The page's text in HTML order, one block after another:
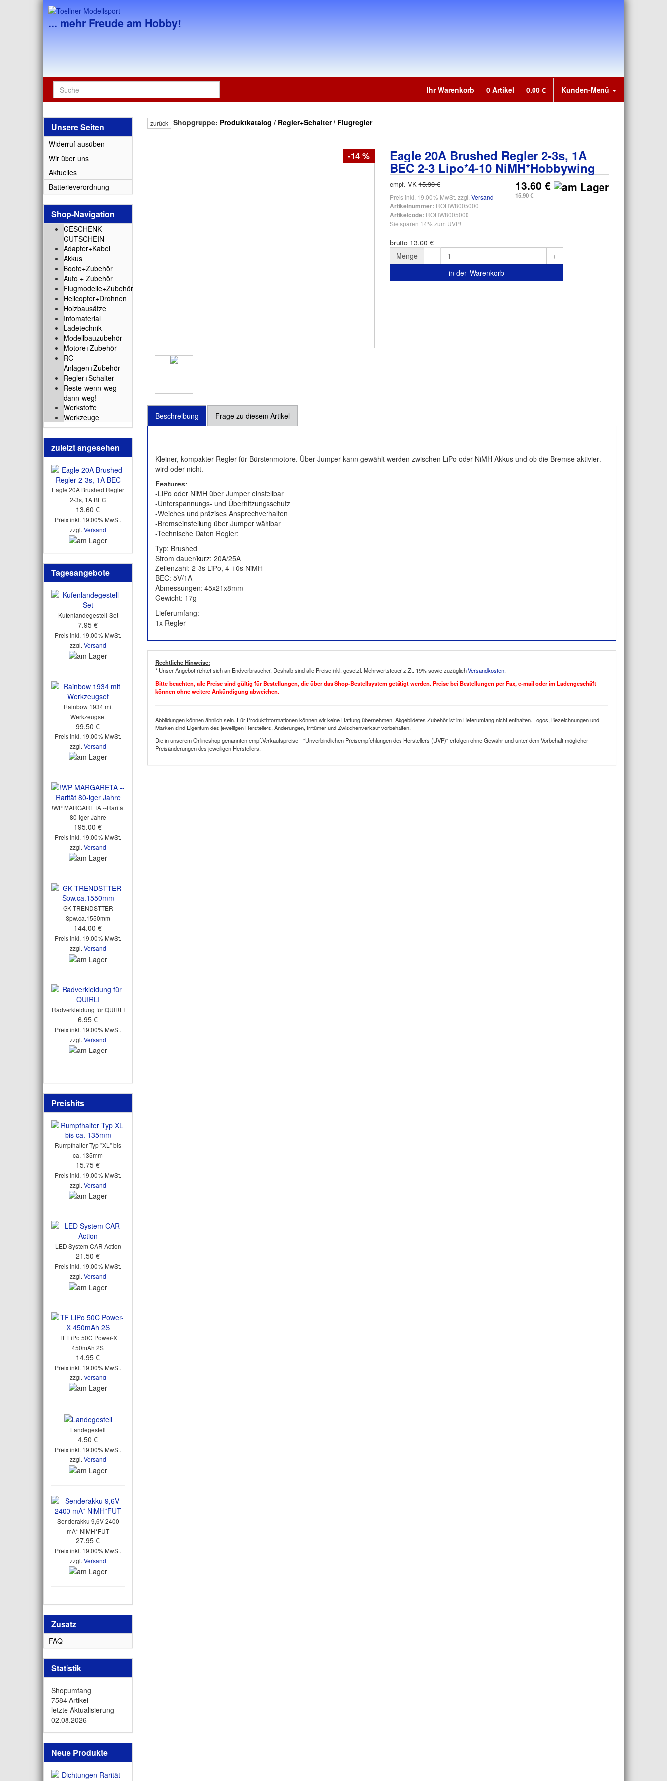
... mehr Freude am Hobby!
Ihr Warenkorb 0 Artikel 0.00 € Kunden-Menü
zurück Shopgruppe: Produktkatalog / Regler+Schalter/ Flugregler
-14 % Eagle 20A Brushed Regler 2-3s, 1A
BEC 2-3 Lipo*4-10 NiMH*Hobbywing
empf. VK15.90 €
Preis inkl. 19.00% MwSt. zzgl. Versand
Artikelnummer: ROHW8005000
Artikelcode: ROHW8005000
Sie sparen 14% zum UVP!
13.60 €
15.90 €
brutto 13.60 €
Menge
in den Warenkorb
Beschreibung Frage zu diesem Artikel
Kleiner, kompakter Regler für Bürstenmotore. Über Jumper kann gewählt werden zwischen LiPo oder NiMH Akkus und ob die Bremse aktiviert
wird oder nicht.
Features:
-LiPo oder NiMH über Jumper einstellbar
-Unterspannungs- und Überhitzungsschutz
-Weiches und präzises Ansprechverhalten
-Bremseinstellung über Jumper wählbar
-Technische Daten Regler:
Typ: Brushed
Strom dauer/kurz: 20A/25A
Zellenzahl: 2-3s LiPo, 4-10s NiMH
BEC: 5V/1A
Abmessungen: 45x21x8mm
Gewicht: 17g
Lieferumfang:
1x Regler
Rechtliche Hinweise:
* Unser Angebot richtet sich an Endverbraucher. Deshalb sind alle Preise inkl. gesetzl. Mehrwertsteuer z.Zt. 19% sowie zuzüglichVersandkosten.
Bitte beachten, alle Preise sind gültig für Bestellungen, die über das Shop-Bestellsystem getätigt werden. Preise bei Bestellungen per Fax, e-mail oder im Ladengeschäft
können ohne weitere Ankündigung abweichen.
Abbildungen können ähnlich sein. Für Produktinformationen können wir keine Haftung übernehmen. Abgebildetes Zubehör ist im Lieferumfang nicht enthalten. Logos, Bezeichnungen und
Marken sind Eigentum des jeweiligen Herstellers. Änderungen, Irrtümer und Zwischenverkauf vorbehalten.
Die in unserem Onlineshop genannten empf.Verkaufspreise ="Unverbindlichen Preisempfehlungen des Herstellers (UVP)" erfolgen ohne Gewähr und unter dem Vorbehalt möglicher
Preisänderungen des jeweiligen Herstellers.
Unsere Seiten
Widerruf ausüben
Wir über uns
Aktuelles
Batterieverordnung
Shop-Navigation
GESCHENK-
GUTSCHEIN
Adapter+Kabel
Akkus
Boote+Zubehör
Auto + Zubehör
Flugmodelle+Zubehör
Helicopter+Drohnen
Holzbausätze
Infomaterial
Ladetechnik
Modellbauzubehör
Motore+Zubehör
RC-
Anlagen+Zubehör
Regler+Schalter
Reste-wenn-weg-
dann-weg!
Werkstoffe
Werkzeuge
zuletzt angesehen
Eagle 20A Brushed Regler
2-3s, 1A BEC
13.60 €
Preis inkl. 19.00% MwSt.
zzgl. Versand
Tagesangebote
Kufenlandegestell-Set
7.95 €
Preis inkl. 19.00% MwSt.
zzgl. Versand
Rainbow 1934 mit
Werkzeugset
99.50 €
Preis inkl. 19.00% MwSt.
zzgl. Versand
!WP MARGARETA --Rarität
80-iger Jahre
195.00 €
Preis inkl. 19.00% MwSt.
zzgl. Versand
GK TRENDSTTER
Spw.ca.1550mm
144.00 €
Preis inkl. 19.00% MwSt.
zzgl. Versand
Radverkleidung für QUIRLI
6.95 €
Preis inkl. 19.00% MwSt.
zzgl. Versand
Preishits
Rumpfhalter Typ "XL" bis
ca. 135mm
15.75 €
Preis inkl. 19.00% MwSt.
zzgl. Versand
LED System CAR Action
21.50 €
Preis inkl. 19.00% MwSt.
zzgl. Versand
TF LiPo 50C Power-X
450mAh 2S
14.95 €
Preis inkl. 19.00% MwSt.
zzgl. Versand
Landegestell
4.50 €
Preis inkl. 19.00% MwSt.
zzgl. Versand
Senderakku 9,6V 2400
mA* NiMH*FUT
27.95 €
Preis inkl. 19.00% MwSt.
zzgl. Versand
Zusatz
FAQ
Statistik
Shopumfang
7584 Artikel
letzte Aktualisierung
02.08.2026
Neue Produkte